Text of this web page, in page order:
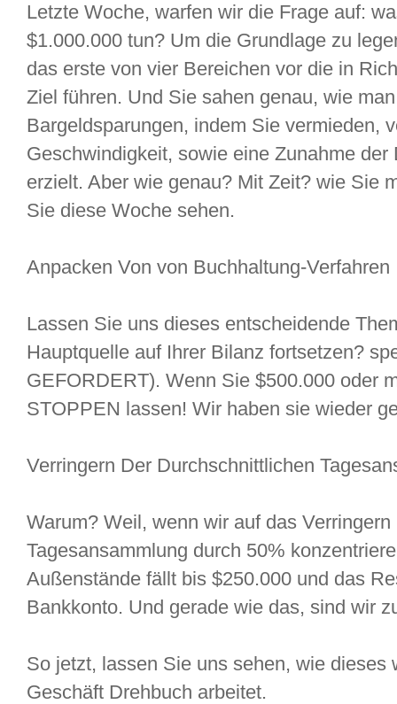
Letzte Woche, warfen wir die Frage auf:
$1.000.000 tun? Um die Grundlage zu
das erste von vier Bereichen vor die in
Ziel führen. Und Sie sahen genau, wie
Bargeldsparungen, indem Sie vermieden,
Geschwindigkeit, sowie eine Zunahme
erzielt. Aber wie genau? Mit Zeit? wie Sie
Sie diese Woche sehen.
Anpacken Von von Buchhaltung-Verfahren
Lassen Sie uns dieses entscheidende
Hauptquelle auf Ihrer Bilanz fortsetzen?
GEFORDERT). Wenn Sie $500.000 oder
STOPPEN lassen! Wir haben sie wieder
Verringern Der Durchschnittlichen
Warum? Weil, wenn wir auf das
Tagesansammlung durch 50%
Außenstände fällt bis $250.000 und das
Bankkonto. Und gerade wie das, sind wir
So jetzt, lassen Sie uns sehen, wie dieses
Geschäft Drehbuch arbeitet.